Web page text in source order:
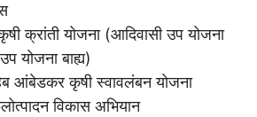
क्रांती योजना (आदिवासी उप योजना
योजना बाह्य)
आंबेडकर कृषी स्वावलंबन योजना
विकास अभियान